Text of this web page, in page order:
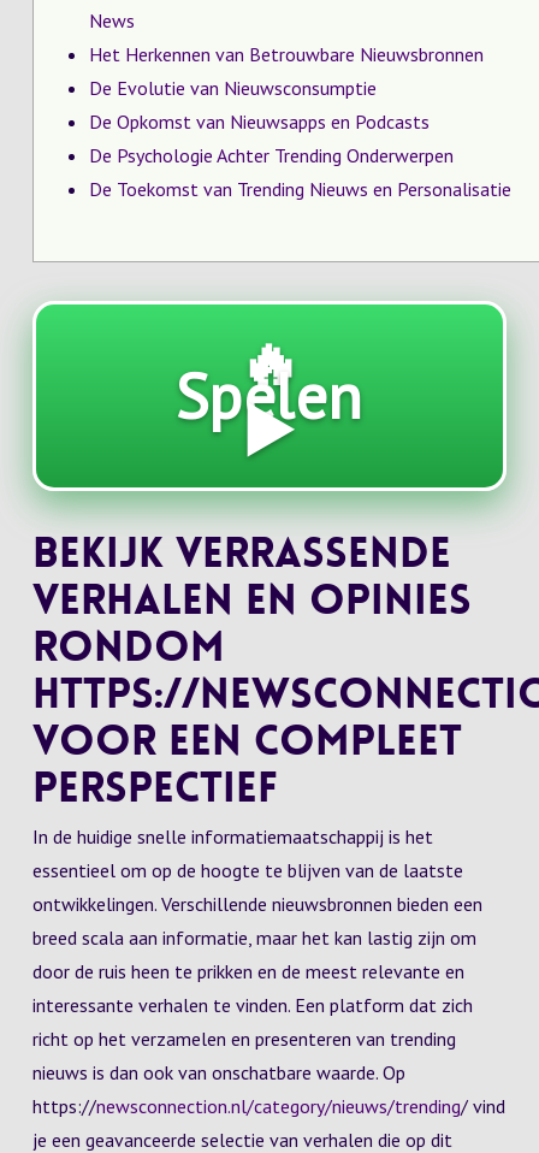
News
Het Herkennen van Betrouwbare Nieuwsbronnen
De Evolutie van Nieuwsconsumptie
De Opkomst van Nieuwsapps en Podcasts
De Psychologie Achter Trending Onderwerpen
De Toekomst van Trending Nieuws en Personalisatie
🔥
Spelen
▶️
Bekijk verrassende
verhalen en opinies
rondom
https://
voor een compleet
perspectief
In de huidige snelle informatiemaatschappij is het
essentieel om op de hoogte te blijven van de laatste
ontwikkelingen. Verschillende nieuwsbronnen bieden een
breed scala aan informatie, maar het kan lastig zijn om
door de ruis heen te prikken en de meest relevante en
interessante verhalen te vinden. Een platform dat zich
richt op het verzamelen en presenteren van trending
nieuws is dan ook van onschatbare waarde. Op
https://newsconnection.nl/category/nieuws/trending/ vind
je een geavanceerde selectie van verhalen die op dit